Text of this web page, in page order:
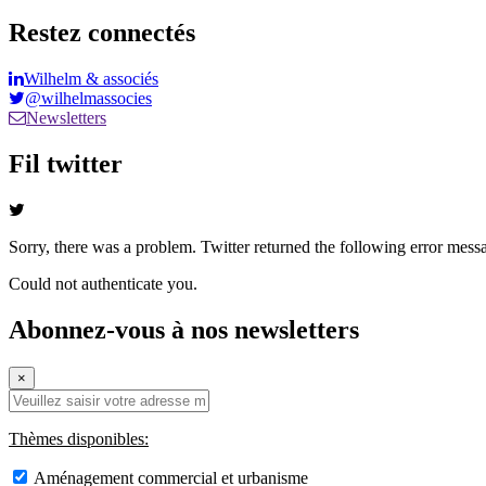
Restez connectés
Wilhelm & associés
@wilhelmassocies
Newsletters
Fil twitter
Sorry, there was a problem. Twitter returned the following error
Could not authenticate you.
Abonnez-vous à nos newsletters
×
Thèmes disponibles:
Aménagement commercial et urbanisme